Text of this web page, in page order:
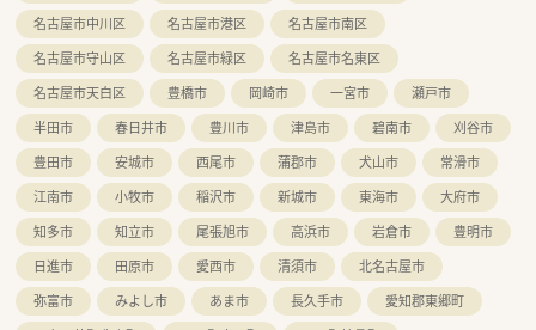
名古屋市中川区
名古屋市港区
名古屋市南区
名古屋市守山区
名古屋市緑区
名古屋市名東区
名古屋市天白区
豊橋市 岡崎市 一宮市
瀬戸市
半田市
春日井市 豊川市 津島市 碧南市
刈谷市
豊田市
安城市 西尾市 蒲郡市 犬山市
常滑市
江南市
小牧市 稲沢市 新城市 東海市
大府市
知多市
知立市 尾張旭市 高浜市 岩倉市
豊明市
日進市
田原市 愛西市 清須市
北名古屋市
弥富市
みよし市 あま市 長久手市
愛知郡東郷町